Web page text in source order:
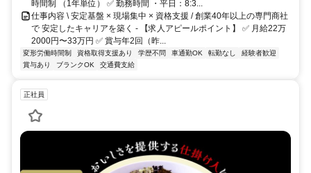
時間制 （1年単位） ✅ 勤務時間 ・平日：8:3...
仕事内容 \ 安定基盤 × 現場集中 × 資格支援 / 創業40年以上の専門商社
で 安定したキャリアを築く - 【求人アピールポイント】 ✅ 月給22万
2000円〜33万円 ✅ 賞与年2回（昨...
変形労働時間制 資格取得支援あり 学歴不問 車通勤OK 転勤なし
経験者歓迎
賞与あり
ブランクOK 交通費支給
正社員